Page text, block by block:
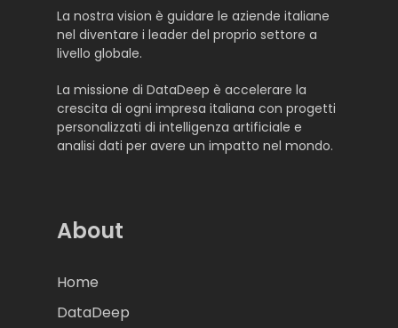
La nostra vision è guidare le aziende italiane
nel diventare i leader del proprio settore a
livello globale.
La missione di DataDeep è accelerare la
crescita di ogni impresa italiana con progetti
personalizzati di intelligenza artificiale e
analisi dati per avere un impatto nel mondo.
About
Home
DataDeep